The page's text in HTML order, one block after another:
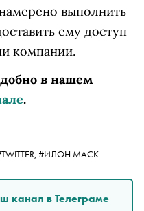
выполнить
ему доступ
компании.
в нашем
.
#ИЛОН МАСК
канал в Телеграме